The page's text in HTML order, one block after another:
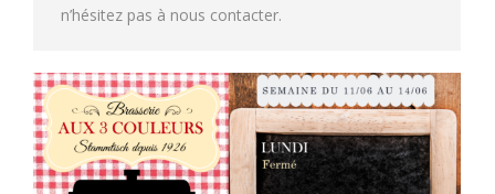
n’hésitez pas à nous contacter.